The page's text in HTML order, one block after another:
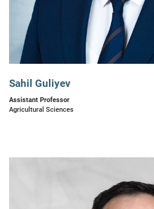
Sahil Guliyev
Assistant Professor
Agricultural Sciences